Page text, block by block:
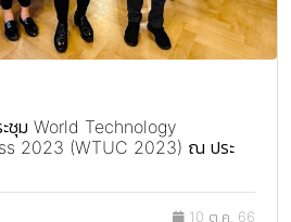
ชุม World Technology
2023 (WTUC 2023) ณ ประ
10 ต.ค. 66